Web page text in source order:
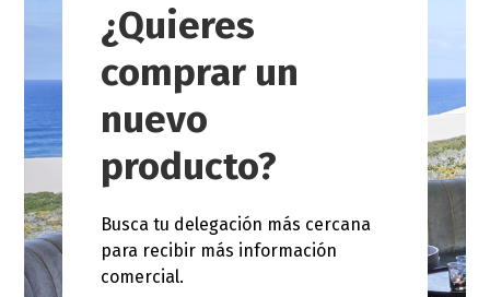
¿Quieres
comprar un
nuevo
producto?
Busca tu delegación más cercana
para recibir más información
comercial.